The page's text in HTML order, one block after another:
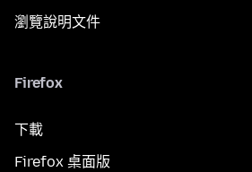
瀏覽說明文件
Firefox
下載
Firefox 桌面版